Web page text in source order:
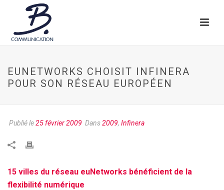
EUNETWORKS CHOISIT INFINERA
POUR SON RÉSEAU EUROPÉEN
Publié le25 février 2009 Dans2009, Infinera
15 villes du réseau euNetworks bénéficient de la
flexibilité numérique